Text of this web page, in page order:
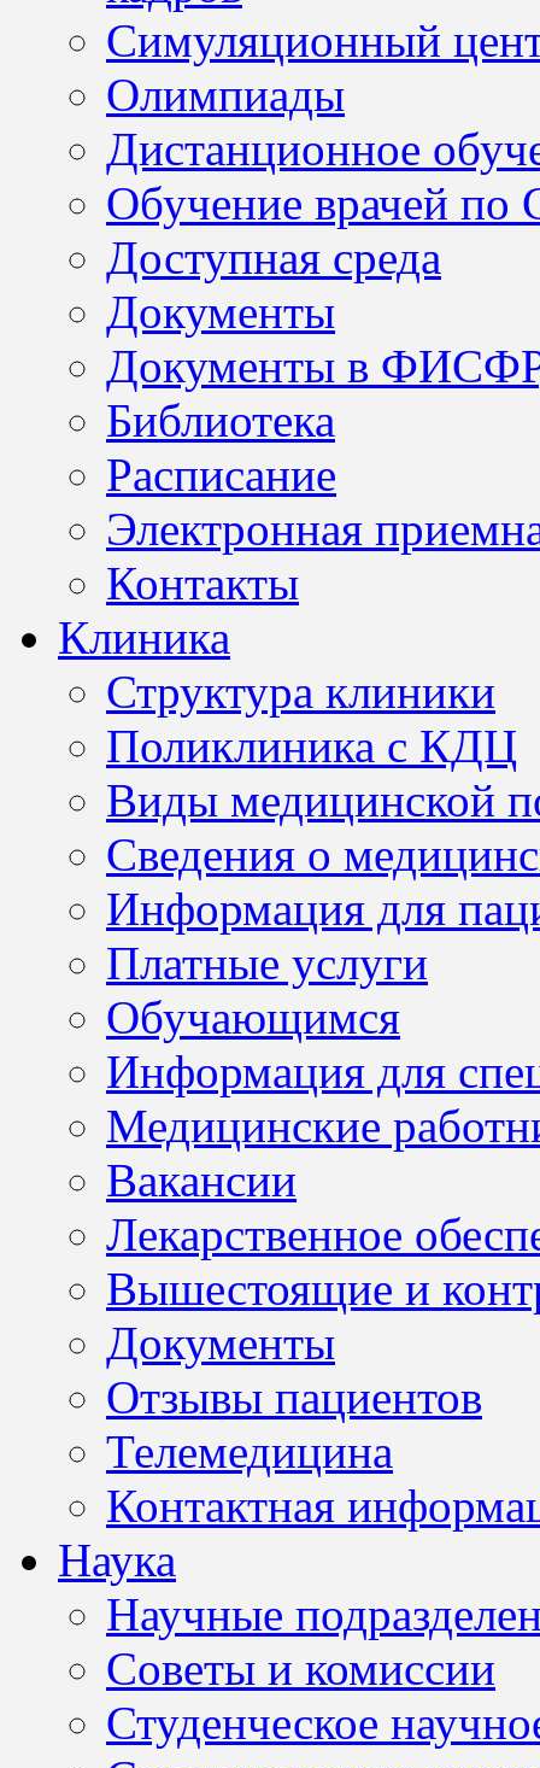
Симуляционный
Олимпиады
Дистанционное
Обучение врачей по
Доступная среда
Документы
Документы в
Библиотека
Расписание
Электронная
Контакты
Клиника
Структура клиники
Поликлиника с КДЦ
Виды медицинской
Сведения о
Информация для
Платные услуги
Обучающимся
Информация для
Медицинские
Вакансии
Лекарственное
Вышестоящие и
Документы
Отзывы пациентов
Телемедицина
Контактная
Наука
Научные
Советы и комиссии
Студенческое